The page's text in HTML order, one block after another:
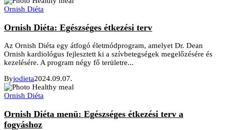
Ornish Diéta
Ornish Diéta: Egészséges étkezési terv
Az Ornish Diéta egy átfogó életmódprogram, amelyet Dr. Dean
Ornish kardiológus fejlesztett ki a szívbetegségek megelőzésére és
kezelésére. A program négy fő területre...
Byjodieta2024.09.07.
Ornish Diéta
Ornish Diéta menü: Egészséges étkezési terv a
fogyáshoz